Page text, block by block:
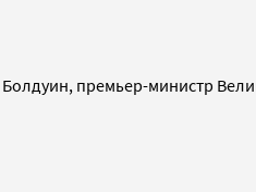
премьер-министр